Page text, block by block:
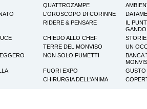
QUATTROZAMPE
L'OROSCOPO DI CORINNE
RIDERE & PENSARE
IL
CHIEDO ALLO CHEF
TERRE DEL MONVISO
UN
NON SOLO FUMETTI
BANCA
FUORI EXPO
GUSTO
CHIRURGIA DELL'ANIMA